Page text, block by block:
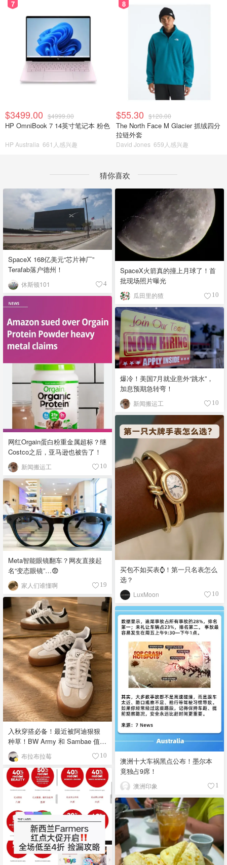
7
$3499.00 $4999.00
HP OmniBook 7 14英寸笔记本 粉色
HP Australia 661人感兴趣
8
$55.30 $120.00
The North Face M Glacier 抓绒四分
拉链外套
David Jones 659人感兴趣
猜你喜欢
SpaceX 168亿美元“芯片神厂”
Terafab落户德州！
休斯顿101 4
SpaceX火箭真的撞上月球了！首
批现场照片曝光
瓜田里的猹 10
网红Orgain蛋白粉重金属超标？继
Costco之后，亚马逊也被告了！
新闻搬运工 10
爆冷！美国7月就业意外“跳水”，
加息预期急转弯！
新闻搬运工 10
买包不如买表⌚️！第一只名表怎么
选？
LuxMoon 10
Meta智能眼镜翻车？网友直接起
名“变态眼镜”…😨
家人们谁懂啊 19
入秋穿搭必备！最近被阿迪狠狠
种草！BW Army 和 Sambae 值得
拥有！布拉布拉莓 10
澳洲十大车祸黑点公布！墨尔本
竟独占9席！
澳洲印象 1